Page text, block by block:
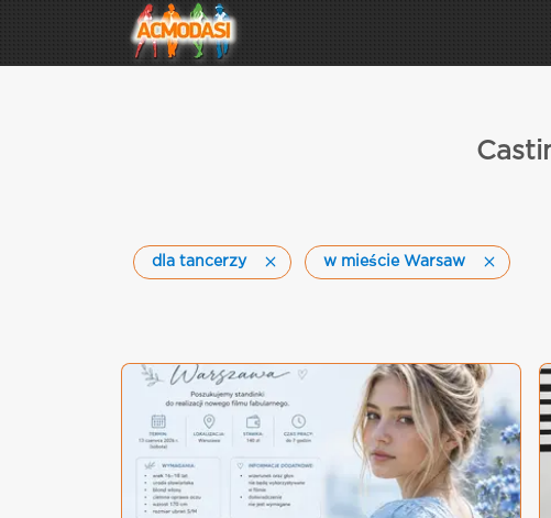
dla tancerzy w mieście Warsaw